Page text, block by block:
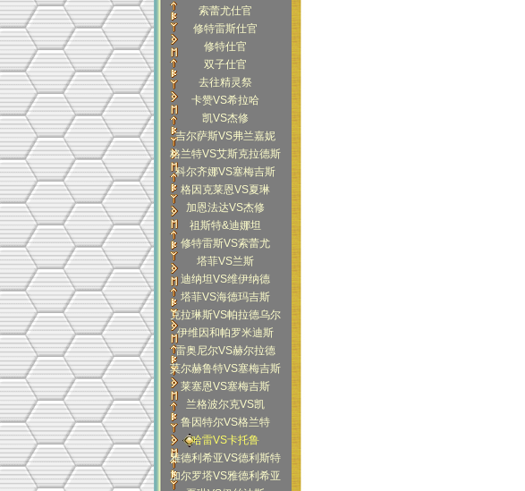
索蕾尤仕官
修特雷斯仕官
修特仕官
双子仕官
去往精灵祭
卡赞VS希拉哈
凯VS杰修
吉尔萨斯VS弗兰嘉妮
格兰特VS艾斯克拉德斯
科尔齐娜VS塞梅吉斯
格因克莱恩VS夏琳
加恩法达VS杰修
祖斯特&迪娜坦
修特雷斯VS索蕾尤
塔菲VS兰斯
迪纳坦VS维伊纳德
塔菲VS海德玛吉斯
克拉琳斯VS帕拉德乌尔
伊维因和帕罗米迪斯
雷奥尼尔VS赫尔拉德
莫尔赫鲁特VS塞梅吉斯
莱塞恩VS塞梅吉斯
兰格波尔克VS凯
鲁因特尔VS格兰特
哈雷VS卡托鲁
雅德利希亚VS德利斯特
加尔罗塔VS雅德利希亚